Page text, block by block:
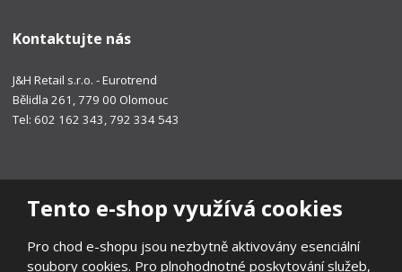
Tento e-shop využívá cookies
Pro chod e-shopu jsou nezbytně aktivovány esenciální
soubory cookies. Pro plnohodnotné poskytování služeb,
Kontaktujte nás
J&H Retail s.r.o. - Eurotrend
Bělidla 261, 779 00 Olomouc
Tel: 602 162 343, 792 334 543